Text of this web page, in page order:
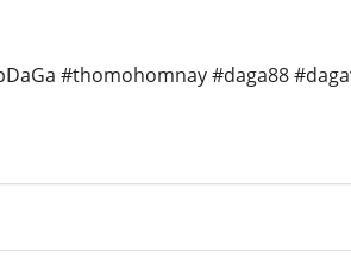
#thomohomnay #daga88